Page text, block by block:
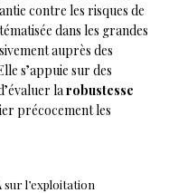
contre les risques de
dans les grandes
auprès des
s’appuie sur des
la robustesse
précocement les
sur l’exploitation